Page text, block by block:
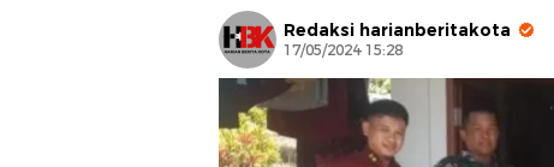
Redaksi harianberitakota
17/05/2024 15:28